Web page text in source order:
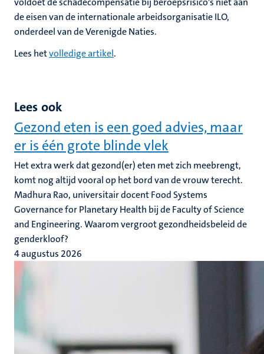
de eisen van de internationale arbeidsorganisatie ILO,
onderdeel van de Verenigde Naties.
Lees hetvolledige artikel.
Lees ook
Gezond eten is een goed advies, maar
er is één grote blinde vlek
Het extra werk dat gezond(er) eten met zich meebrengt,
komt nog altijd vooral op het bord van de vrouw terecht.
Madhura Rao, universitair docent Food Systems
Governance for Planetary Health bij de Faculty of Science
and Engineering. Waarom vergroot gezondheidsbeleid de
genderkloof?
4 augustus 2026